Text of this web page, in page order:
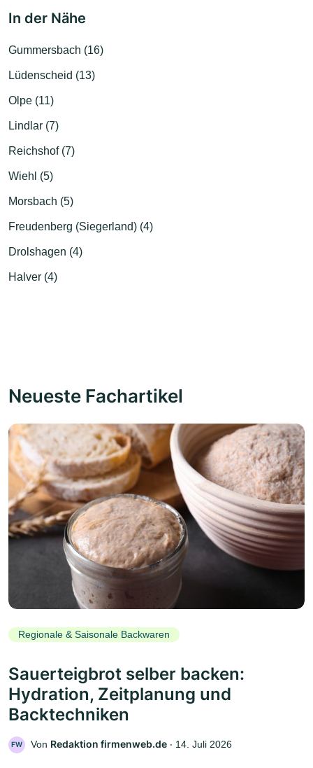
In der Nähe
Gummersbach (16)
Lüdenscheid (13)
Olpe (11)
Lindlar (7)
Reichshof (7)
Wiehl (5)
Morsbach (5)
Freudenberg (Siegerland) (4)
Drolshagen (4)
Halver (4)
Neueste Fachartikel
Regionale & Saisonale Backwaren
Sauerteigbrot selber backen:
Hydration, Zeitplanung und
Backtechniken
FW Von Redaktion firmenweb.de ‧ 14. Juli 2026